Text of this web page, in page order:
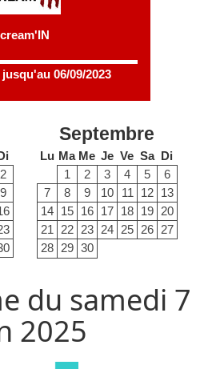
06/09/2023
2
9
Septembre
Lu Ma Me Je Ve Sa Di
1
2 3 4 5
6
7
8 9 10 11 12 13
14 15 16 17 18 19 20
21
22 23 24 25 26 27
28 29 30
du samedi 7
2025